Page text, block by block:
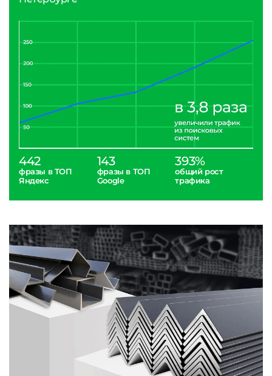
442
фразы в ТОП
Яндекс
143
фразы в ТОП
Google
393%
общий рост
трафика